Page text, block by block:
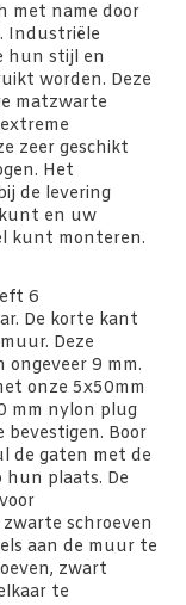
met name door
Industriële
hun stijl en
worden. Deze
matzwarte
zeer geschikt
Het
de levering
en uw
kunt monteren.
6
De korte kant
Deze
9 mm.
onze 5x50mm
mm nylon plug
bevestigen. Boor
de gaten met de
hun plaats. De
schroeven
aan de muur te
zwart
te